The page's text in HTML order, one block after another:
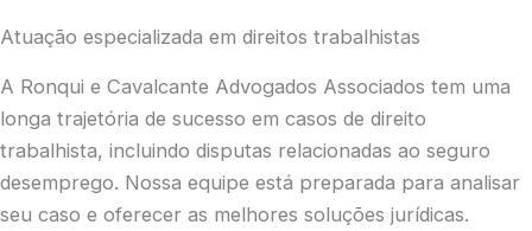
Atuação especializada em direitos trabalhistas
A Ronqui e Cavalcante Advogados Associados tem uma
longa trajetória de sucesso em casos de direito
trabalhista, incluindo disputas relacionadas ao seguro
desemprego. Nossa equipe está preparada para analisar
seu caso e oferecer as melhores soluções jurídicas.